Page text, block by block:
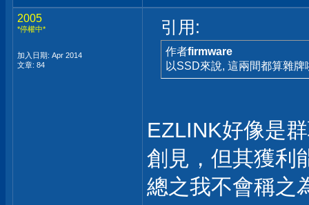
2005
*停權中*
加入日期: Apr 2014
文章: 84
引用:
作者firmware
以SSD來說, 這兩間都算雜牌
EZLINK好像是
創見，但其獲利
總之我不會稱之